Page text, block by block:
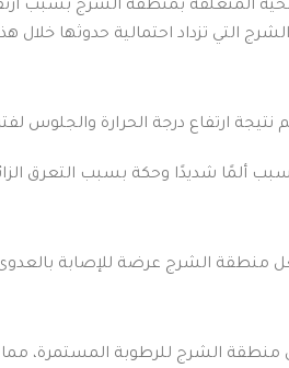
بمنطقة الشرج بسبب ارتفاع
التي تزداد احتمالية حدوثها خلال
نتيجة ارتفاع درجة الحرارة والجلوس
ألمًا شديدًا وحكة بسبب التعرق
منطقة الشرج عرضة للإصابة
الشرج للرطوبة المستمرة، مما